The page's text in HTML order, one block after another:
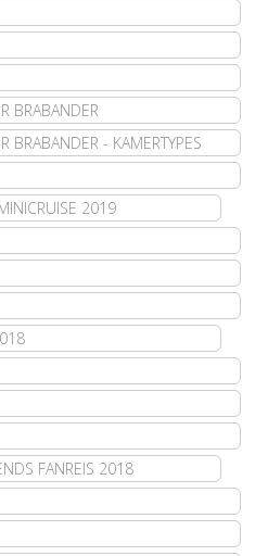
BRABANDER
BRABANDER - KAMERTYPES
2019
FANREIS 2018